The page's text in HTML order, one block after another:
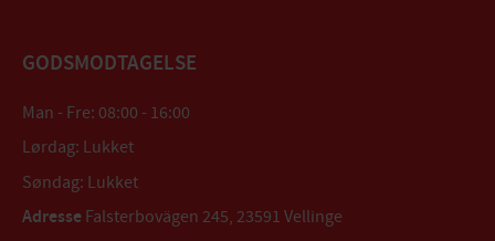
GODSMODTAGELSE
Man - Fre: 08:00 - 16:00
Lørdag: Lukket
Søndag: Lukket
Adresse Falsterbovägen 245, 23591 Vellinge